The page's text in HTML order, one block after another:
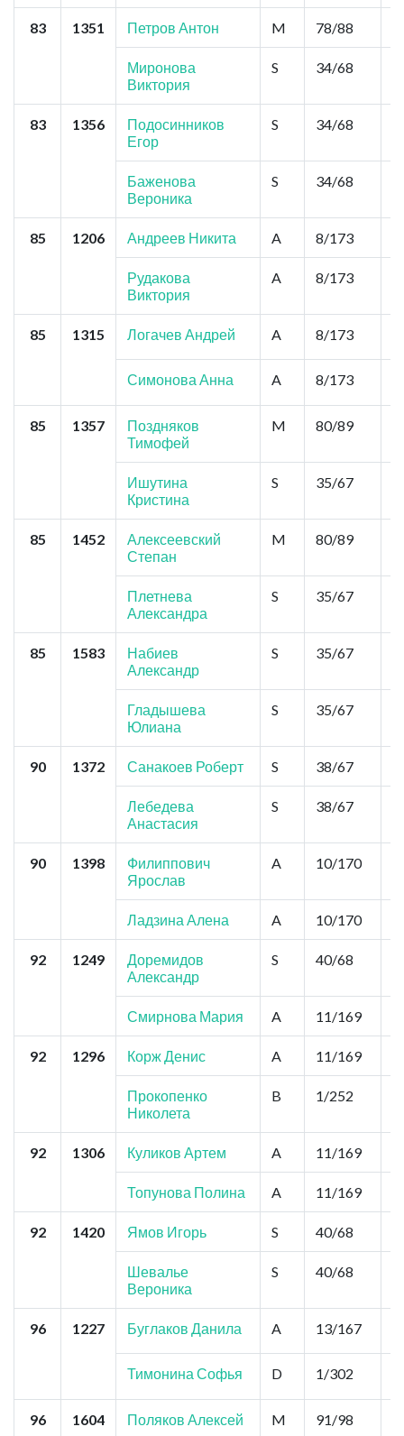
83 1351 Петров Антон M 78/88
Миронова
Виктория
S 34/68
83 1356
Подосинников
Егор
S 34/68
Баженова
Вероника
S 34/68
85 1206 Андреев Никита A 8/173
Рудакова
Виктория
A 8/173
85 1315 Логачев Андрей A 8/173
Симонова Анна A 8/173
85 1357
Поздняков
Тимофей
M 80/89
Ишутина
Кристина
S 35/67
85 1452
Алексеевский
Степан
M 80/89
Плетнева
Александра
S 35/67
85 1583
Набиев
Александр
S 35/67
Гладышева
Юлиана
S 35/67
90 1372 Санакоев Роберт S 38/67
Лебедева
Анастасия
S 38/67
90 1398
Филиппович
Ярослав
A 10/170
Ладзина Алена A 10/170
92 1249
Доремидов
Александр
S 40/68
Смирнова Мария A 11/169
92 1296 Корж Денис A 11/169
Прокопенко
Николета
B 1/252
92 1306 Куликов Артем A 11/169
Топунова Полина A 11/169
92 1420 Ямов Игорь S 40/68
Шевалье
Вероника
S 40/68
96 1227 Буглаков Данила A 13/167
Тимонина Софья D 1/302
96 1604 Поляков Алексей M 91/98